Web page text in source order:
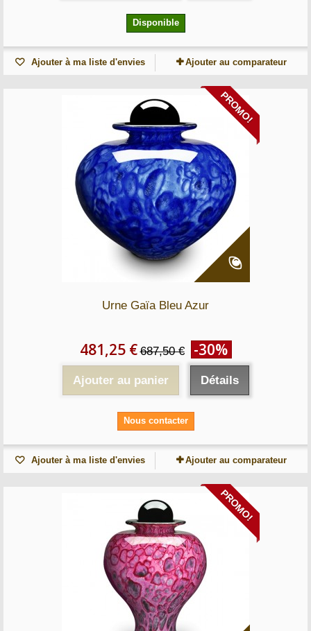
Disponible
Ajouter à ma liste d'envies Ajouter au comparateur
PROMO!
Urne Gaïa Bleu Azur
481,25 € 687,50 € -30%
Ajouter au panier Détails
Nous contacter
Ajouter à ma liste d'envies Ajouter au comparateur
PROMO!